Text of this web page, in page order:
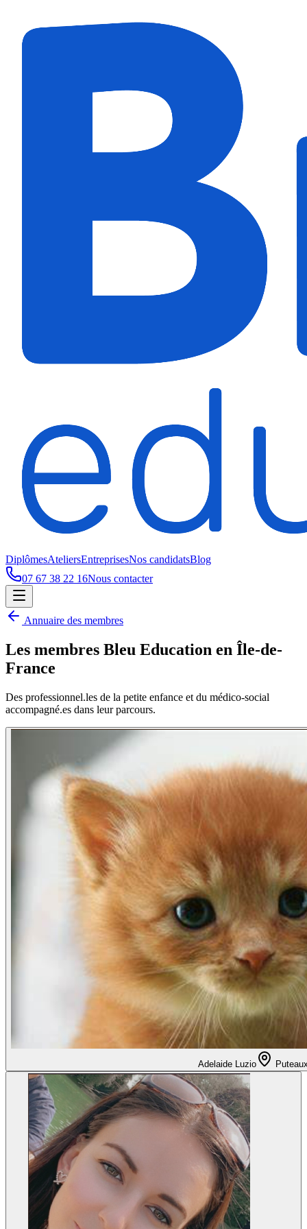
DiplômesAteliersEntreprisesNos candidatsBlog
07 67 38 22 16Nous contacter
Annuaire des membres
Les membres Bleu Education en Île-de-
France
Des professionnel.les de la petite enfance et du médico-social
accompagné.es dans leur parcours.
Adelaide Luzio